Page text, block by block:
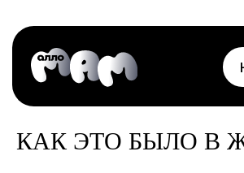
КАК ЭТО БЫЛО В